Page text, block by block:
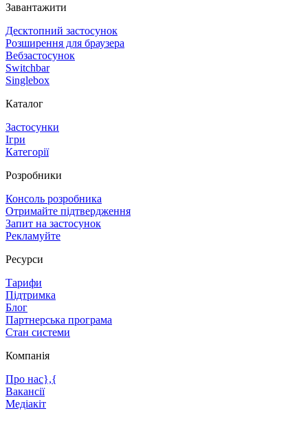
Завантажити
Десктопний застосунок
Розширення для браузера
Вебзастосунок
Switchbar
Singlebox
Каталог
Застосунки
Ігри
Категорії
Розробники
Консоль розробника
Отримайте підтвердження
Запит на застосунок
Рекламуйте
Ресурси
Тарифи
Підтримка
Блог
Партнерська програма
Стан системи
Компанія
Про нас},{
Вакансії
Медіакіт